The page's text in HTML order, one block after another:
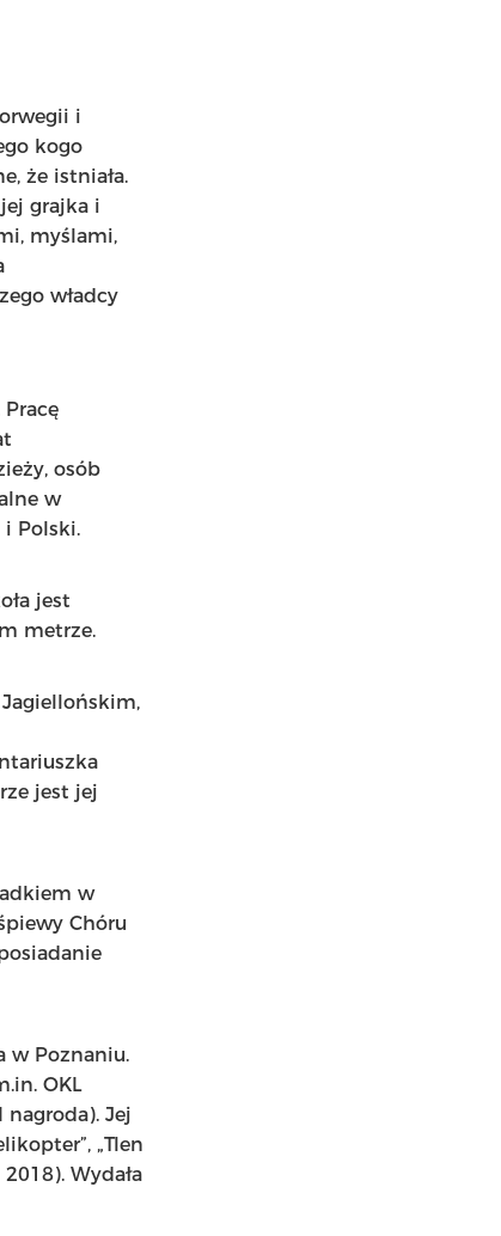
i
kogo
że istniała.
grajka i
myślami,
władcy
osób
w
Polski.
jest
metrze.
jest jej
w
Chóru
w Poznaniu.
OKL
nagroda). Jej
„Tlen
Wydała